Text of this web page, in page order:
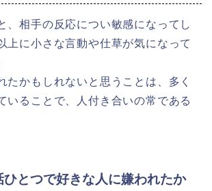
、相手の反応につい敏感になってし
上に小さな言動や仕草が気になって
たかもしれないと思うことは、多く
いることで、人付き合いの常である
とつで好きな人に嫌われたか